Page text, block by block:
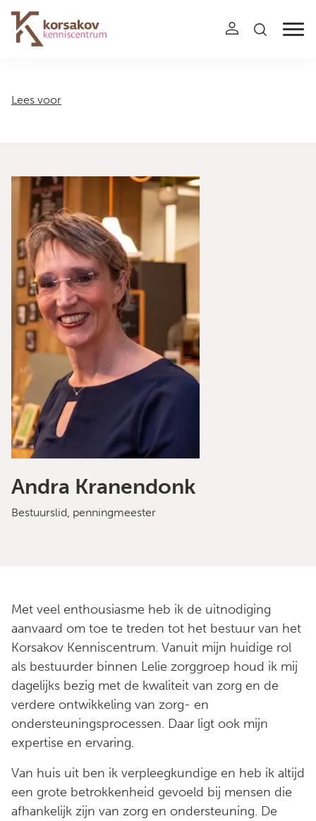
Navigation
Lees voor
Andra Kranendonk
Bestuurslid, penningmeester
Met veel enthousiasme heb ik de uitnodiging
aanvaard om toe te treden tot het bestuur van het
Korsakov Kenniscentrum. Vanuit mijn huidige rol
als bestuurder binnen Lelie zorggroep houd ik mij
dagelijks bezig met de kwaliteit van zorg en de
verdere ontwikkeling van zorg- en
ondersteuningsprocessen. Daar ligt ook mijn
expertise en ervaring.
Van huis uit ben ik verpleegkundige en heb ik altijd
een grote betrokkenheid gevoeld bij mensen die
afhankelijk zijn van zorg en ondersteuning. De